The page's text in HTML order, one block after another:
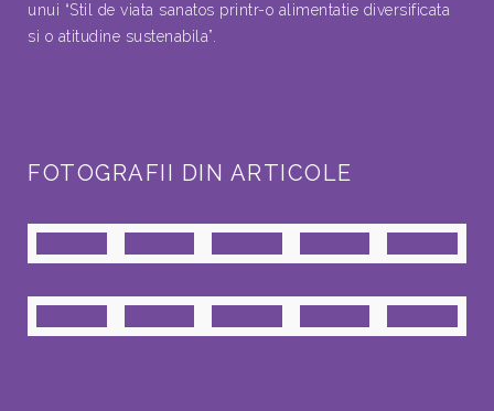
unui “Stil de viata sanatos printr-o alimentatie diversificata
si o atitudine sustenabila”.
FOTOGRAFII DIN ARTICOLE